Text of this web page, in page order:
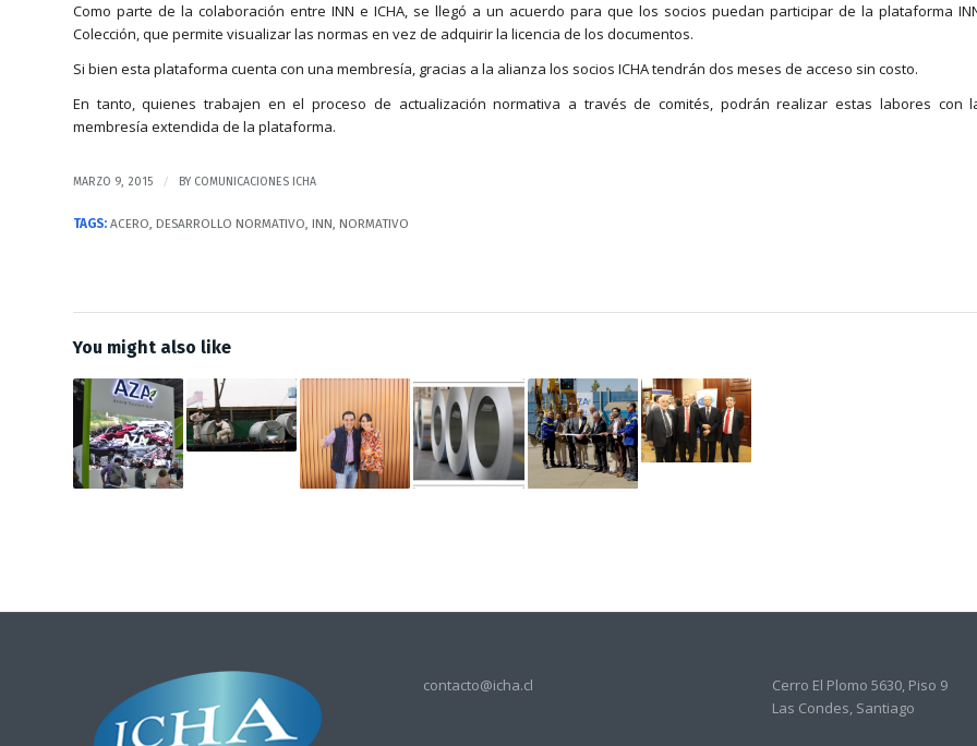
Como parte de la colaboración entre INN e ICHA, se llegó a un acuerdo para que los socios puedan participar de la plataforma
Colección, que permite visualizar las normas en vez de adquirir la licencia de los documentos.
Si bien esta plataforma cuenta con una membresía, gracias a la alianza los socios ICHA tendrán dos meses de acceso sin costo.
En tanto, quienes trabajen en el proceso de actualización normativa a través de comités, podrán realizar estas labores con
membresía extendida de la plataforma.
MARZO 9, 2015 / BY COMUNICACIONES ICHA
TAGS: ACERO, DESARROLLO NORMATIVO, INN, NORMATIVO
You might also like
contacto@icha.cl
Cerro El Plomo 5630, Piso 9
Las Condes, Santiago